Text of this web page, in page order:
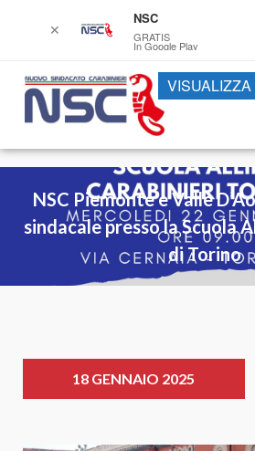
NSC Piemonte e Valle
sindacale presso la Scuola
di Torino
18 GENNAIO 2025
✕
NSC
GRATIS
In Google Play
VISUALIZZA